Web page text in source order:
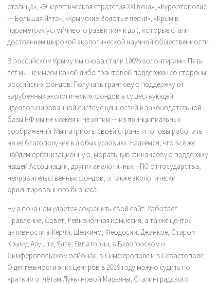
столица», «Энергетическая стратегия XXI века», «Курортополис
— Большая Ялта», «Крымские Золотые пески», «Крым в
параметрах устойчивого развития» и др.), которые стали
достоянием широкой экологической научной общественности.
В российском Крыму мы снова стали 100% волонтерами. Пять
лет мы не имеем какой-либо грантовой поддержки со стороны
российских фондов. Получать грантовую поддержку от
зарубежных экологических фондов в существующей
идеологизированной системе ценностей и законодательной
базы РФ мы не можем и не хотим — из принципиальных
соображений. Мы патриоты своей страны и готовы работать
на её благополучие в любых условиях. Надеемся, что всё же
найдём организационную, моральную финансовую поддержку
нашей Ассоциации, других аналогичных НПО от государства,
неправительственных фондов, а также экологически
ориентированного бизнеса.
Ну а пока нам удается сохранить свой сайт. Работает
Правление, Совет, Ревизионная комиссия, а также центры
активности в Керчи, Щелкино, Феодосии, Джанкое, Старом
Крыму, Алуште, Ялте, Евпатории, в Белогорском и
Симферопольском районах, в Симферополе и в Севастополе.
О деятельности этих центров в 2019 году можно судить по
кратким отчётам Лукьяновой Марьяны, Сталинградского